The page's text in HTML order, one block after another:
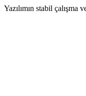
Yazılımın stabil